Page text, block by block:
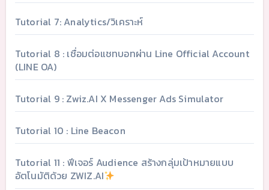
Tutorial 7: Analytics/วิเคราะห์
Tutorial 8 : เชื่อมต่อแชทบอทผ่าน Line Official Account
(LINE OA)
Tutorial 9 : Zwiz.AI X Messenger Ads Simulator
Tutorial 10 : Line Beacon
Tutorial 11 : ฟีเจอร์ Audience สร้างกลุ่มเป้าหมายแบบ
อัตโนมัติด้วย ZWIZ.AI